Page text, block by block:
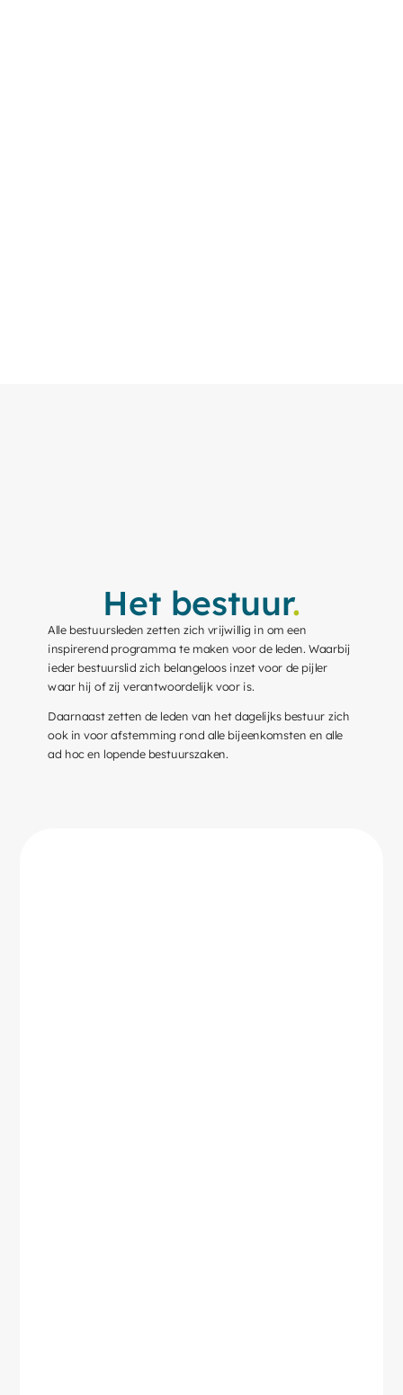
Het bestuur.
Alle bestuursleden zetten zich vrijwillig in om een
inspirerend programma te maken voor de leden. Waarbij
ieder bestuurslid zich belangeloos inzet voor de pijler
waar hij of zij verantwoordelijk voor is.
Daarnaast zetten de leden van het dagelijks bestuur zich
ook in voor afstemming rond alle bijeenkomsten en alle
ad hoc en lopende bestuurszaken.